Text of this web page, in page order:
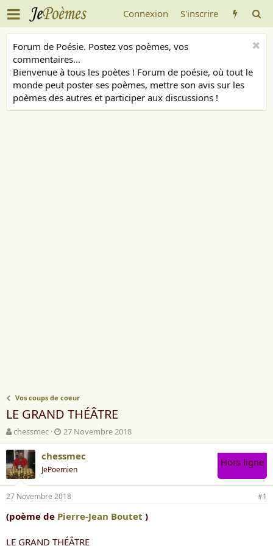
Connexion S'inscrire
Forum de Poésie. Postez vos poèmes, vos
commentaires...
Bienvenue à tous les poètes ! Forum de poésie, où tout le
monde peut poster ses poèmes, mettre son avis sur les
poèmes des autres et participer aux discussions !
Vos coups de coeur
LE GRAND THÉÂTRE
A
u
t
e
u
r
d
e
l
d
chessmec
D
a
t
d
e
d
é
b
t
27 Novembre 2018
chessmec
JePoemien
Hors ligne
27 Novembre 2018 #1
(poème de Pierre-Jean Boutet )
LE GRAND THÉÂTRE